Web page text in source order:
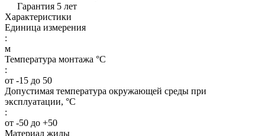
Гарантия 5 лет
Характеристики
Единица измерения
:
м
Температура монтажа °C
:
от -15 до 50
Допустимая температура окружающей среды при
эксплуатации, °C
:
от -50 до +50
Материал жилы